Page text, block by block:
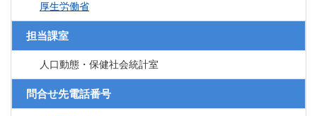
厚生労働省
担当課室
人口動態・保健社会統計室
問合せ先電話番号